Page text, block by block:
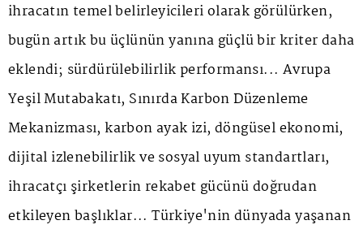
ihracatın temel belirleyicileri olarak görülürken,
bugün artık bu üçlünün yanına güçlü bir kriter daha
eklendi; sürdürülebilirlik performansı... Avrupa
Yeşil Mutabakatı, Sınırda Karbon Düzenleme
Mekanizması, karbon ayak izi, döngüsel ekonomi,
dijital izlenebilirlik ve sosyal uyum standartları,
ihracatçı şirketlerin rekabet gücünü doğrudan
etkileyen başlıklar... Türkiye'nin dünyada yaşanan